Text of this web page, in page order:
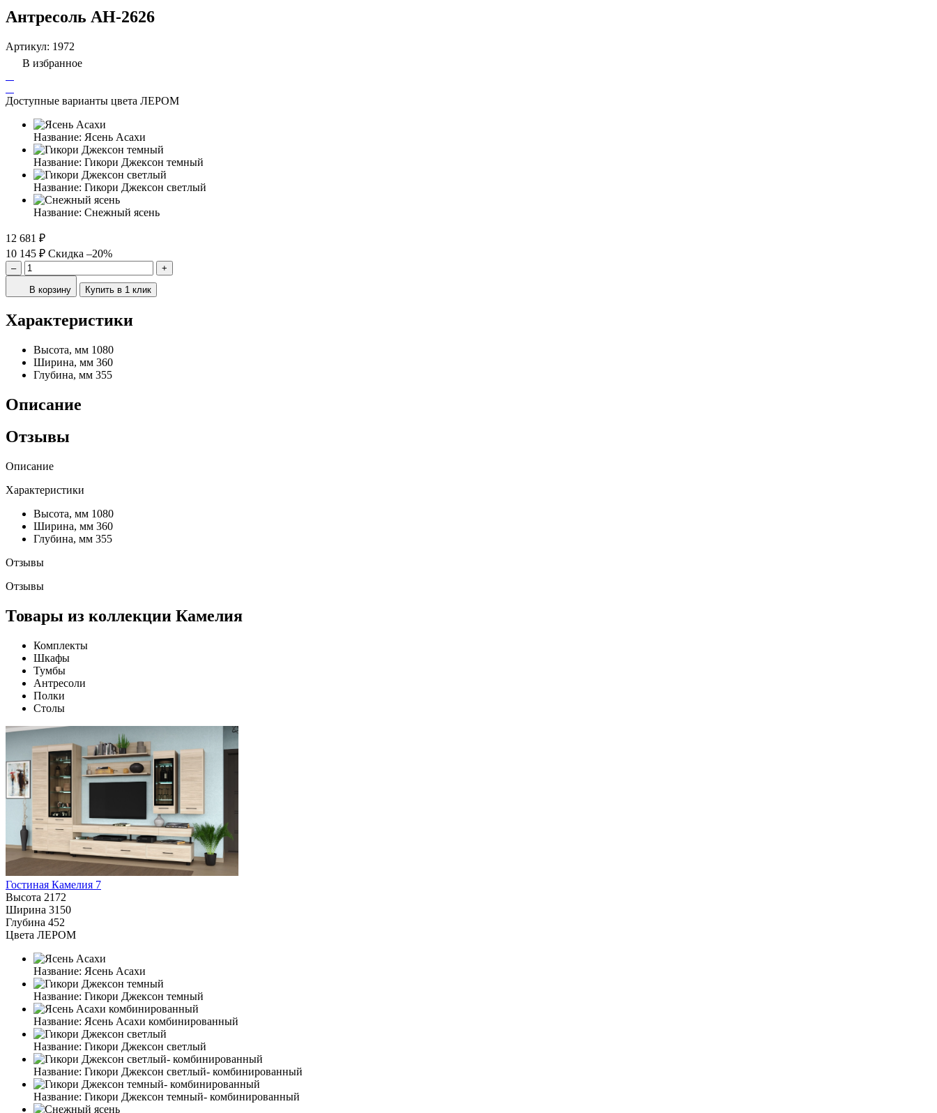
Антресоль АН-2626
Артикул: 1972
В избранное
Доступные варианты цвета ЛЕРОМ
Название: Ясень Асахи
Название: Гикори Джексон темный
Название: Гикори Джексон светлый
Название: Снежный ясень
12 681 ₽
10 145 ₽ Скидка –20%
– +
В корзину Купить в 1 клик
Характеристики
Высота, мм 1080
Ширина, мм 360
Глубина, мм 355
Описание
Отзывы
Описание
Характеристики
Высота, мм 1080
Ширина, мм 360
Глубина, мм 355
Отзывы
Отзывы
Товары из коллекции Камелия
Комплекты
Шкафы
Тумбы
Антресоли
Полки
Столы
Гостиная Камелия 7
Высота 2172
Ширина 3150
Глубина 452
Цвета ЛЕРОМ
Название: Ясень Асахи
Название: Гикори Джексон темный
Название: Ясень Асахи комбинированный
Название: Гикори Джексон светлый
Название: Гикори Джексон светлый- комбинированный
Название: Гикори Джексон темный- комбинированный